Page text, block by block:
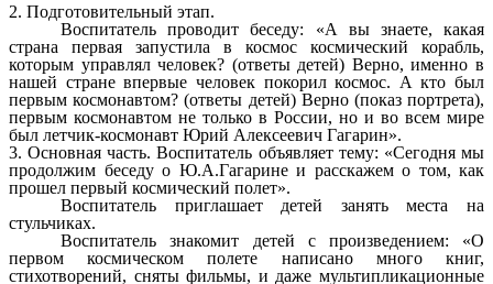
2. Подготовительный этап.
Воспитатель проводит беседу: «А вы знаете, какая
страна первая запустила в космос космический корабль,
которым управлял человек? (ответы детей) Верно, именно в
нашей стране впервые человек покорил космос. А кто был
первым космонавтом? (ответы детей) Верно (показ портрета),
первым космонавтом не только в России, но и во всем мире
был летчик-космонавт Юрий Алексеевич Гагарин».
3. Основная часть. Воспитатель объявляет тему: «Сегодня мы
продолжим беседу о Ю.А.Гагарине и расскажем о том, как
прошел первый космический полет».
Воспитатель приглашает детей занять места на
стульчиках.
Воспитатель знакомит детей с произведением: «О
первом космическом полете написано много книг,
стихотворений, сняты фильмы, и даже мультипликационные